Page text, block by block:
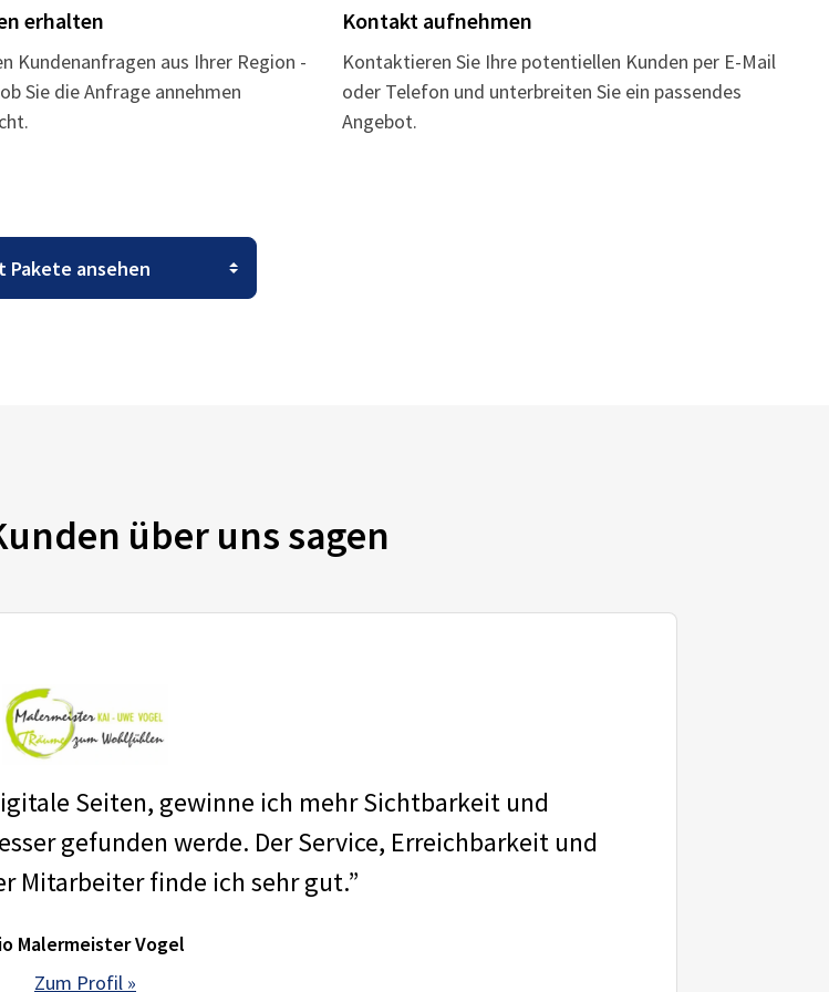
erhalten
Kundenanfragen aus Ihrer Region -
Sie die Anfrage annehmen
Kontakt aufnehmen
Kontaktieren Sie Ihre potentiellen Kunden per E-Mail
oder Telefon und unterbreiten Sie ein passendes
Angebot.
über uns sagen
Seiten, gewinne ich mehr Sichtbarkeit und
gefunden werde. Der Service, Erreichbarkeit und
Mitarbeiter finde ich sehr gut.”
Malermeister Vogel
Zum Profil »